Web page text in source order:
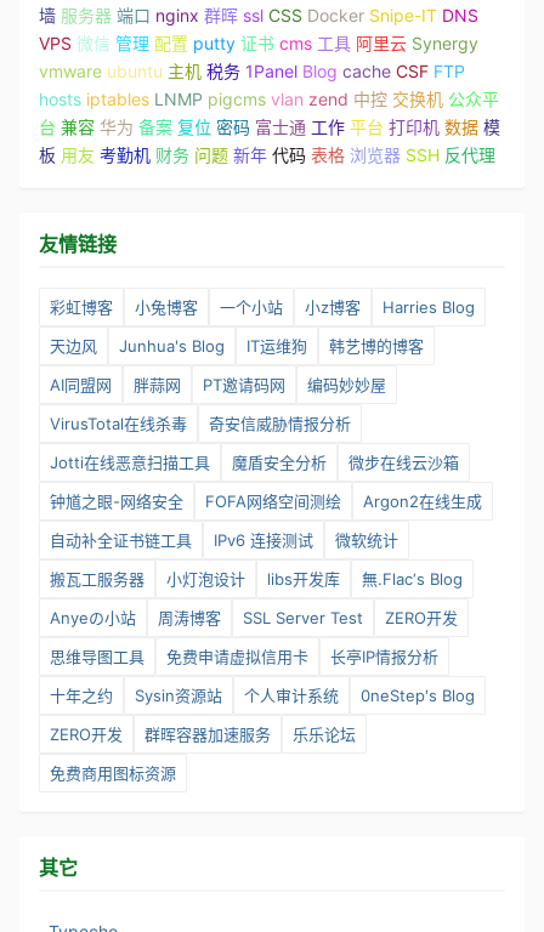
墙 服务器 端口 nginx 群晖 ssl CSS Docker Snipe-IT DNS
VPS 微信 管理 配置 putty 证书 cms 工具 阿里云 Synergy
vmware ubuntu 主机 税务 1Panel Blog cache CSF FTP
hosts iptables LNMP pigcms vlan zend 中控 交换机 公众平
台 兼容 华为 备案 复位 密码 富士通 工作 平台 打印机 数据 模
板 用友 考勤机 财务 问题 新年 代码 表格 浏览器 SSH 反代理
友情链接
彩虹博客 小兔博客 一个小站 小z博客
Harries Blog
天边风
Junhua's Blog IT运维狗
韩艺博的博客
AI同盟网
胖蒜网 PT邀请码网
编码妙妙屋
VirusTotal在线杀毒
奇安信威胁情报分析
Jotti在线恶意扫描工具
魔盾安全分析
微步在线云沙箱
钟馗之眼-网络安全
FOFA网络空间测绘
Argon2在线生成
自动补全证书链工具
IPv6 连接测试
微软统计
搬瓦工服务器
小灯泡设计 libs开发库
無.Flac‘s Blog
Anyeの小站
周涛博客 SSL Server Test
ZERO开发
思维导图工具
免费申请虚拟信用卡
长亭IP情报分析
十年之约
Sysin资源站 个人审计系统
0neStep's Blog
ZERO开发
群晖容器加速服务
乐乐论坛
免费商用图标资源
其它